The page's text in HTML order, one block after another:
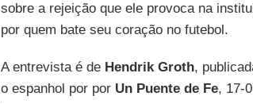
sobre a rejeição que ele provoca na
por quem bate seu coração no futebol.
A entrevista é de Hendrik Groth,
o espanhol por por Un Puente de Fe, 17-